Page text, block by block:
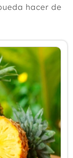
hacer de